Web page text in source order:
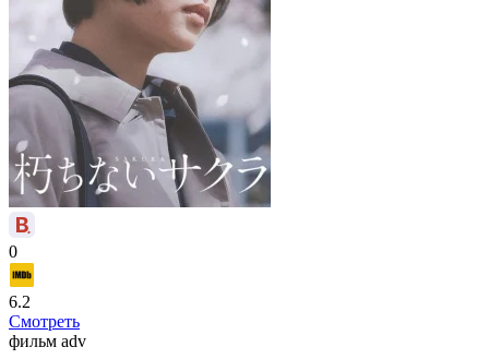
0
6.2
Смотреть
фильм adv